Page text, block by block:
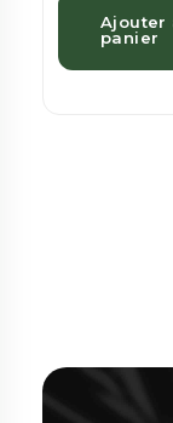
Ajouter
panier